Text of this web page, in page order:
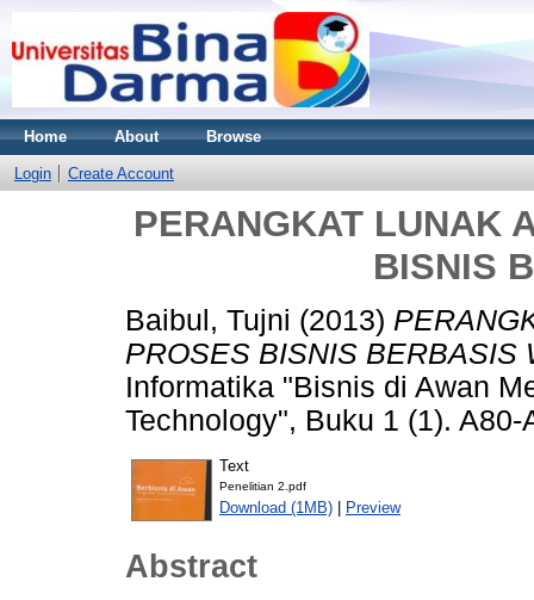
Home About Browse
Login Create Account
PERANGKAT LUNAK
BISNIS
Baibul, Tujni (2013)
PROSES BISNIS BERBASIS
Informatika "Bisnis di Awan
Technology", Buku 1 (1).
Text
Penelitian 2.pdf
Download (1MB) | Preview
Abstract